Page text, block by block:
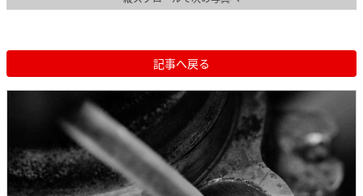
記事へ戻る